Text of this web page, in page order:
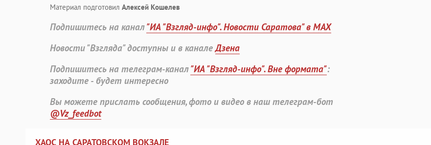
Материал подготовил Алексей Кошелев
Подпишитесь на канал"ИА "Взгляд-инфо". Новости Саратова" в MAX
Новости "Взгляда" доступны и в каналеДзена
Подпишитесь на телеграм-канал"ИА "Взгляд-инфо". Вне формата":
заходите - будет интересно
Вы можете прислать сообщения, фото и видео в наш телеграм-бот
@Vz_feedbot
ХАОС НА САРАТОВСКОМ ВОКЗАЛЕ